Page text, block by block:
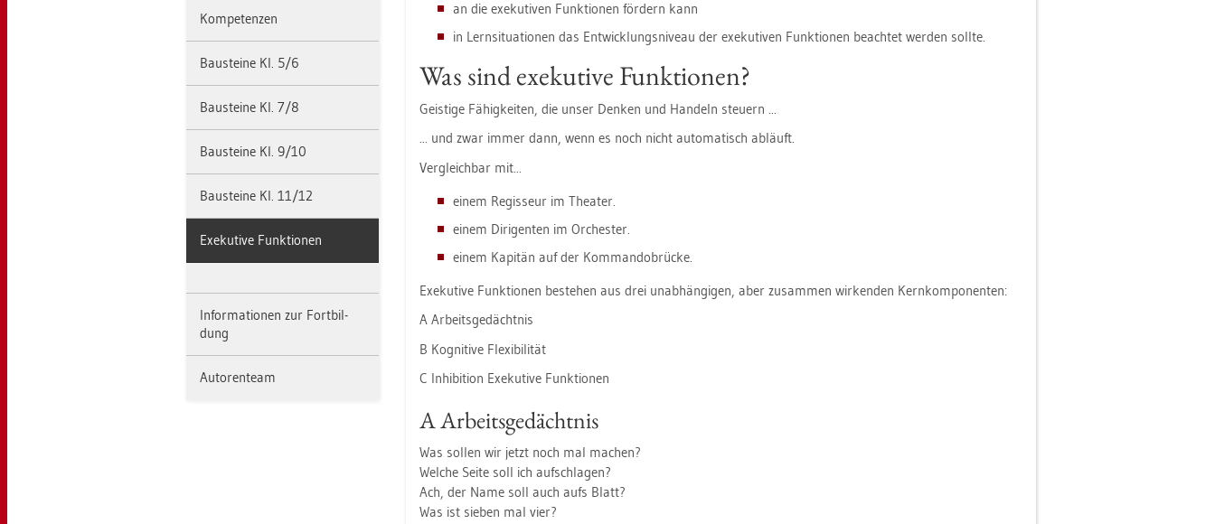
Kom­pe­ten­zen
Bau­stei­ne Kl. 5/6
Bau­stei­ne Kl. 7/8
Bau­stei­ne Kl. 9/10
Bau­stei­ne Kl. 11/12
Exe­ku­ti­ve Funk­tio­nen
In­for­ma­tio­nen zur Fort­bil­
dung
Au­to­ren­team
an die exe­ku­ti­ven Funk­tio­nen för­dern kann
in Lern­si­tua­tio­nen das Ent­wick­lungs­ni­veau der exe­ku­ti­ven Funk­tio­nen be­ach­tet wer­den soll­te.
Was sind exe­ku­ti­ve Funk­tio­nen?
Geis­ti­ge Fä­hig­kei­ten, die unser Den­ken und Han­deln steu­ern ...
... und zwar immer dann, wenn es noch nicht au­to­ma­tisch ab­läuft.
Ver­gleich­bar mit...
einem Re­gis­seur im Thea­ter.
einem Di­ri­gen­ten im Or­ches­ter.
einem Ka­pi­tän auf der Kom­man­do­brü­cke.
Exe­ku­ti­ve Funk­tio­nen be­ste­hen aus drei un­ab­hän­gi­gen, aber zu­sam­men wir­ken­den Kern­kom­po­nen­ten:
A Ar­beits­ge­dächt­nis
B Ko­gni­ti­ve Fle­xi­bi­li­tät
C In­hi­bi­ti­on Exe­ku­ti­ve Funk­tio­nen
A Ar­beits­ge­dächt­nis
Was sol­len wir jetzt noch mal ma­chen?
Wel­che Seite soll ich auf­schla­gen?
Ach, der Name soll auch aufs Blatt?
Was ist sie­ben mal vier?